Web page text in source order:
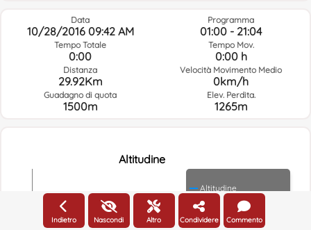
Data
10/28/2016 09:42 AM
Tempo Totale
0:00
Distanza
29.92Km
Guadagno di quota
1500m
Programma
01:00 - 21:04
Tempo Mov.
0:00 h
Velocità Movimento Medio
0km/h
Elev. Perdita.
1265m
Altitudine
Altitudine
Indietro Nascondi Altro Condividere Commento